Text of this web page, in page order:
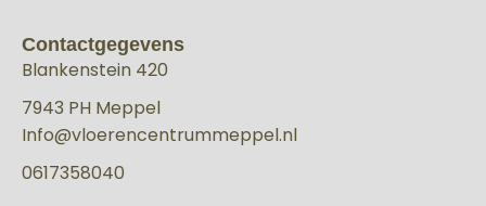
Contactgegevens
Blankenstein 420
7943 PH Meppel
Info@vloerencentrummeppel.nl
0617358040